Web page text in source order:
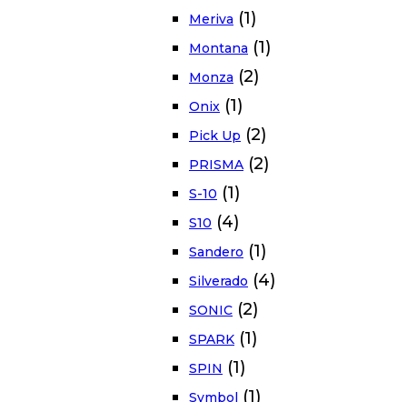
Meriva (1)
Montana (1)
Monza (2)
Onix (1)
Pick Up (2)
PRISMA (2)
S-10 (1)
S10 (4)
Sandero (1)
Silverado (4)
SONIC (2)
SPARK (1)
SPIN (1)
Symbol (1)